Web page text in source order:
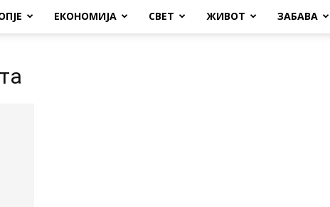
ЕКОНОМИЈА СВЕТ ЖИВОТ ЗАБАВА